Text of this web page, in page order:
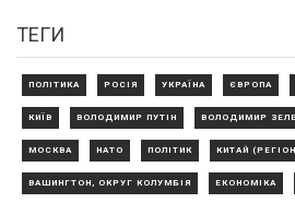
ТЕГИ
ПОЛІТИКА РОСІЯ УКРАЇНА ЄВРОПА
КИЇВ ВОЛОДИМИР ПУТІН ВОЛОДИМИР
МОСКВА НАТО ПОЛІТИК КИТАЙ
ВАШИНГТОН, ОКРУГ КОЛУМБІЯ ЕКОНОМІКА